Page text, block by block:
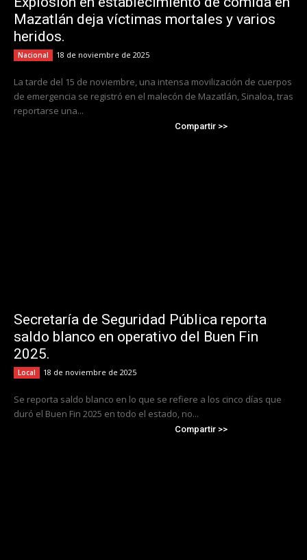
Mazatlán deja víctimas mortales y varios
heridos.
Nacional 18 de noviembre de 2025
La tarde del 15 de noviembre, una intensa movilización de cuerpos
de emergencia se registró en el malecón de Mazatlán, Sinaloa, tras
reportarse una...
Compartir >>
Secretaría de Seguridad Pública reporta
saldo blanco en operativo del Buen Fin
2025.
Local 18 de noviembre de 2025
Se reporta saldo blanco en lo que se refiere a los cinco días que
duró el Buen Fin 2025 en todo el estado, no...
Compartir >>